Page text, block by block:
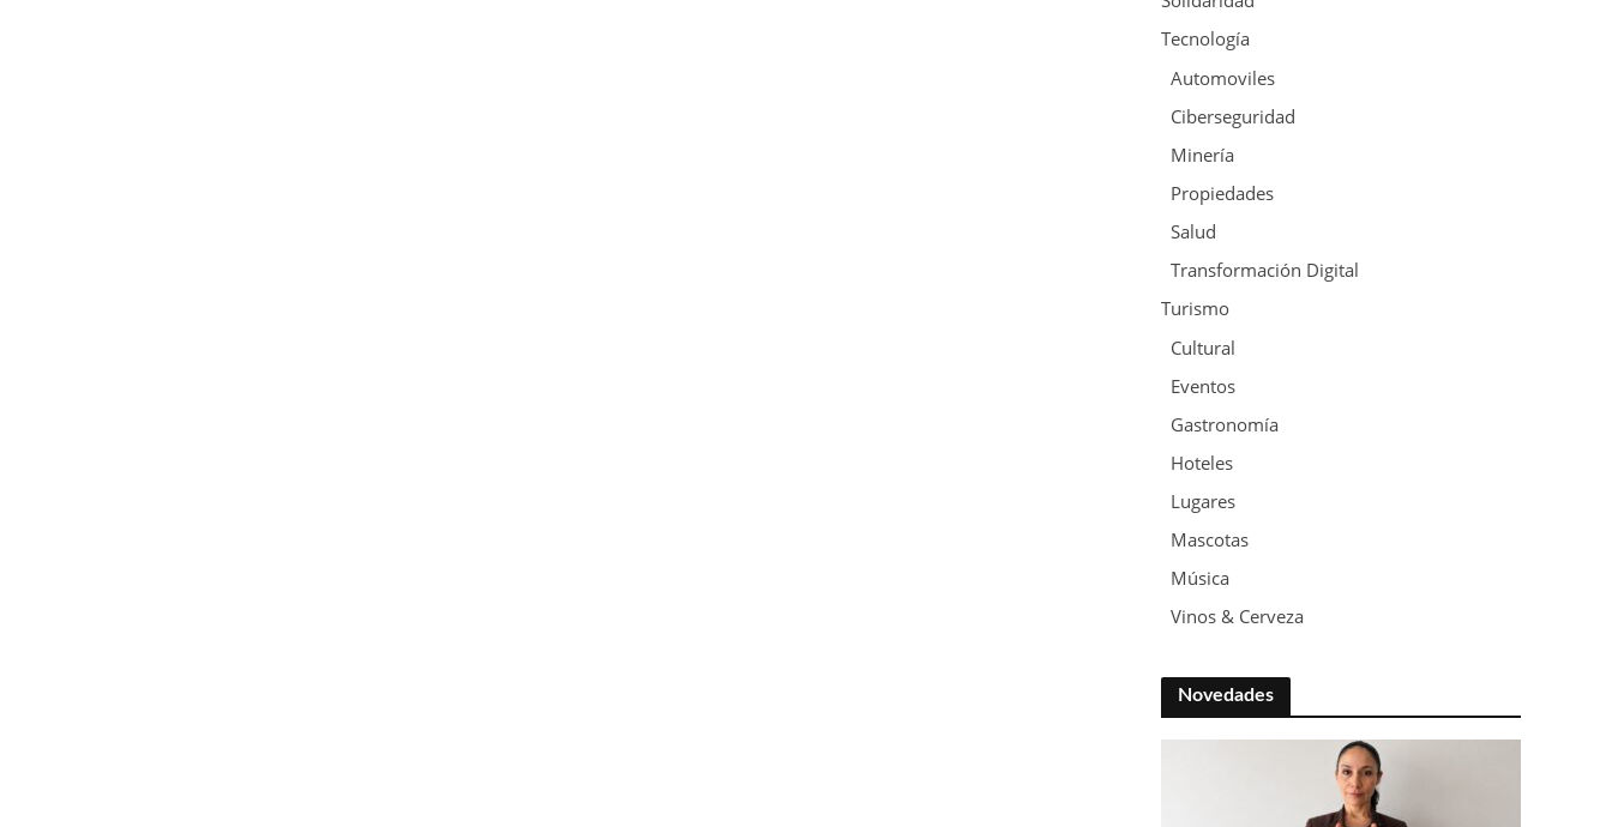
Tecnología
Automoviles
Ciberseguridad
Minería
Propiedades
Salud
Transformación Digital
Turismo
Cultural
Eventos
Gastronomía
Hoteles
Lugares
Mascotas
Música
Vinos & Cerveza
Novedades